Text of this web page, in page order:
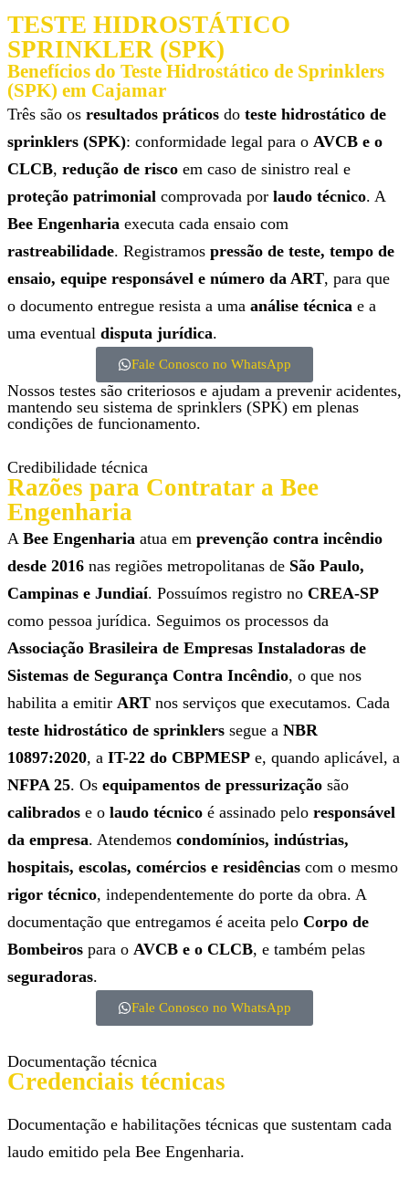
TESTE HIDROSTÁTICO
SPRINKLER (SPK)
Benefícios do Teste Hidrostático de Sprinklers
(SPK) em Cajamar
Três são os resultados práticos do teste hidrostático de
sprinklers (SPK): conformidade legal para o AVCB e o
CLCB, redução de risco em caso de sinistro real e
proteção patrimonial comprovada por laudo técnico. A
Bee Engenharia executa cada ensaio com
rastreabilidade. Registramos pressão de teste, tempo de
ensaio, equipe responsável e número da ART, para que
o documento entregue resista a uma análise técnica e a
uma eventual disputa jurídica.
Fale Conosco no WhatsApp
Nossos testes são criteriosos e ajudam a prevenir acidentes,
mantendo seu sistema de sprinklers (SPK) em plenas
condições de funcionamento.
Credibilidade técnica
Razões para Contratar a Bee
Engenharia
A Bee Engenharia atua em prevenção contra incêndio
desde 2016 nas regiões metropolitanas de São Paulo,
Campinas e Jundiaí. Possuímos registro no CREA-SP
como pessoa jurídica. Seguimos os processos da
Associação Brasileira de Empresas Instaladoras de
Sistemas de Segurança Contra Incêndio, o que nos
habilita a emitir ART nos serviços que executamos. Cada
teste hidrostático de sprinklers segue a NBR
10897:2020, a IT-22 do CBPMESP e, quando aplicável, a
NFPA 25. Os equipamentos de pressurização são
calibrados e o laudo técnico é assinado pelo responsável
da empresa. Atendemos condomínios, indústrias,
hospitais, escolas, comércios e residências com o mesmo
rigor técnico, independentemente do porte da obra. A
documentação que entregamos é aceita pelo Corpo de
Bombeiros para o AVCB e o CLCB, e também pelas
seguradoras.
Fale Conosco no WhatsApp
Documentação técnica
Credenciais técnicas
Documentação e habilitações técnicas que sustentam cada
laudo emitido pela Bee Engenharia.